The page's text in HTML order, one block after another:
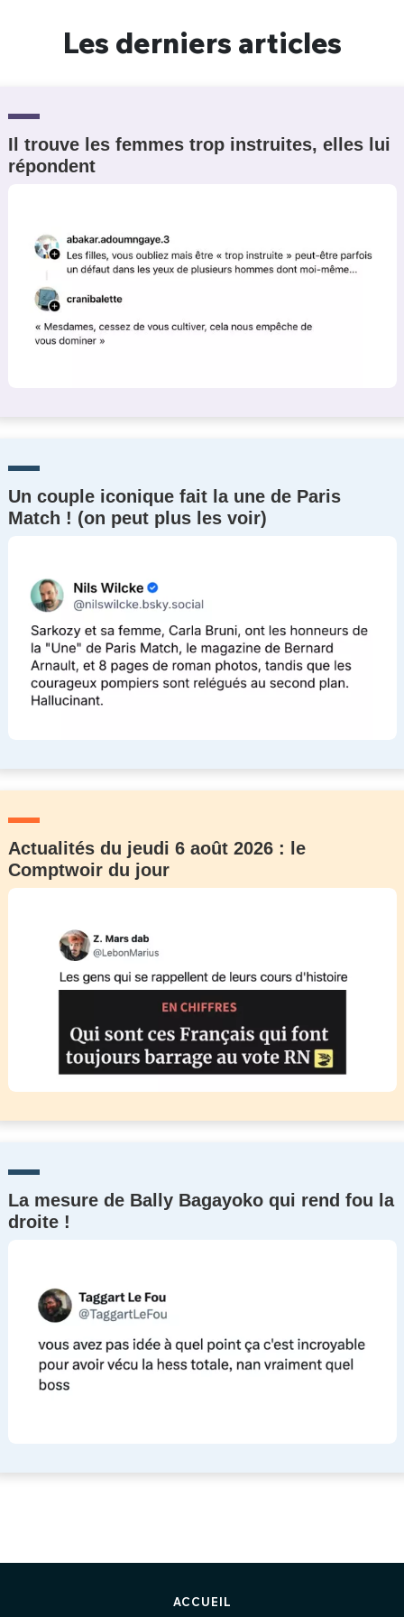
Les derniers articles
Il trouve les femmes trop instruites, elles lui
répondent
Un couple iconique fait la une de Paris
Match ! (on peut plus les voir)
Actualités du jeudi 6 août 2026 : le
Comptwoir du jour
La mesure de Bally Bagayoko qui rend fou la
droite !
ACCUEIL
Un Thread